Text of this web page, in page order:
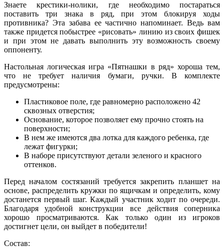
Знаете крестики-нолики, где необходимо постараться
поставить три знака в ряд, при этом блокируя ходы
противника? Эта забава ее частично напоминает. Ведь вам
также придется побыстрее «рисовать» линию из своих фишек
и при этом не давать выполнить эту возможность своему
оппоненту.
Настольная логическая игра «Пятнашки в ряд» хороша тем,
что не требует наличия бумаги, ручки. В комплекте
предусмотрены:
Пластиковое поле, где равномерно расположено 42
сквозных отверстия;
Основание, которое позволяет ему прочно стоять на
поверхности;
В нем же имеются два лотка для каждого ребенка, где
лежат фигурки;
В наборе присутствуют детали зеленого и красного
оттенков.
Перед началом состязаний требуется закрепить планшет на
основе, распределить кружки по ящичкам и определить, кому
достанется первый шаг. Каждый участник ходит по очереди.
Благодаря удобной конструкции все действия соперника
хорошо просматриваются. Как только один из игроков
достигнет цели, он выйдет в победители!
Состав: